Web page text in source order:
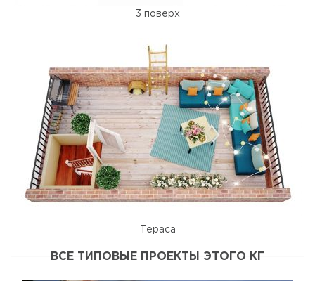
3 поверх
Тераса
ВСЕ ТИПОВЫЕ ПРОЕКТЫ ЭТОГО КГ